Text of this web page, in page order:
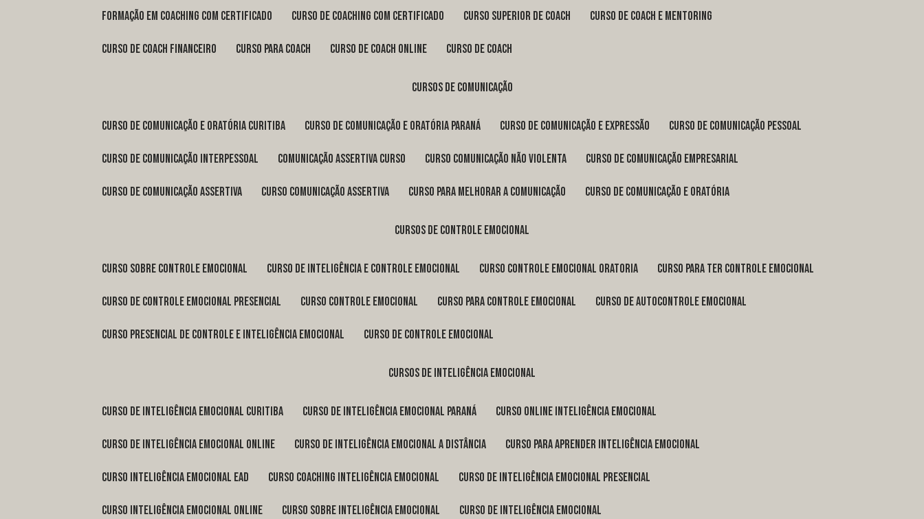
formação em coaching com certificado curso de coaching com certificado curso superior de coach curso de coach e mentoring
curso de coach financeiro curso para coach curso de coach online curso de coach
cursos de comunicação
curso de comunicação e oratória Curitiba curso de comunicação e oratória Paraná curso de comunicação e expressão curso de comunicação pessoal
curso de comunicação interpessoal comunicação assertiva curso curso comunicação não violenta curso de comunicação empresarial
curso de comunicação assertiva curso comunicação assertiva curso para melhorar a comunicação curso de comunicação e oratória
cursos de controle emocional
curso sobre controle emocional curso de inteligência e controle emocional curso controle emocional oratoria curso para ter controle emocional
curso de controle emocional presencial curso controle emocional curso para controle emocional curso de autocontrole emocional
curso presencial de controle e inteligência emocional curso de controle emocional
cursos de inteligência emocional
curso de inteligência emocional Curitiba curso de inteligência emocional Paraná curso online inteligência emocional
curso de inteligência emocional online curso de inteligência emocional a distância curso para aprender inteligência emocional
curso inteligência emocional ead curso coaching inteligência emocional curso de inteligência emocional presencial
curso inteligência emocional online curso sobre inteligência emocional curso de inteligência emocional